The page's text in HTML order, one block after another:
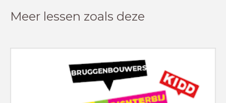
Meer lessen zoals deze